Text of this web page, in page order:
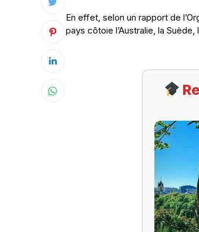
En effet, selon un rapport de
pays côtoie l’Australie, la